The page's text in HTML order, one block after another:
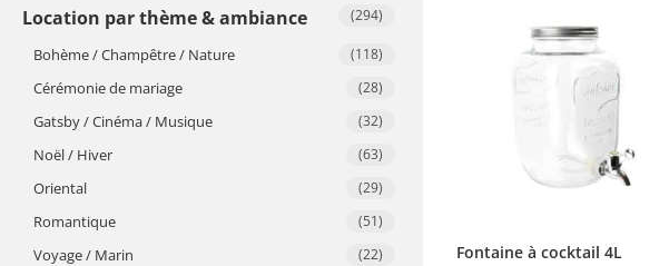
Location par thème & ambiance (294)
Bohème / Champêtre / Nature (118)
Cérémonie de mariage (28)
Gatsby / Cinéma / Musique (32)
Noël / Hiver (63)
Oriental (29)
Romantique (51)
Voyage / Marin (22) Fontaine à cocktail 4L